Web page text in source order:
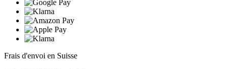
Frais d'envoi en Suisse